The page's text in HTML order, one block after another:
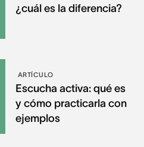
¿cuál es la diferencia?
ARTÍCULO
Escucha activa: qué es
y cómo practicarla con
ejemplos